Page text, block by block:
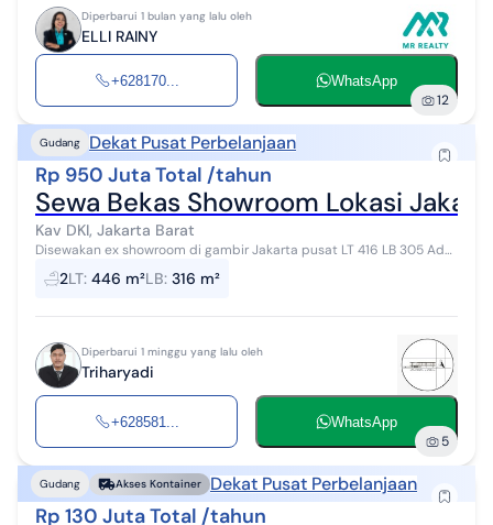
Diperbarui 1 bulan yang lalu oleh
ELLI RAINY
+628170... WhatsApp
12
Gudang Dekat Pusat Perbelanjaan
Rp 950 Juta Total /tahun
Sewa Bekas Showroom Lokasi
Kav DKI, Jakarta Barat
Disewakan ex showroom di gambir Jakarta pusat LT 416 LB 305 Ada
ruangan kantor Dimensi bangunan 13x32 Dimensi halaman depan
13x10m Posisi Hadap j...
2LT: 446 m²LB: 316 m²
Diperbarui 1 minggu yang lalu oleh
Triharyadi
+628581... WhatsApp
5
Gudang Akses Kontainer Dekat Pusat Perbelanjaan
Rp 130 Juta Total /tahun